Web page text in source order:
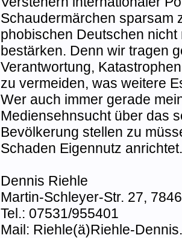
Schaudermärchen sparsam
phobischen Deutschen
bestärken. Denn wir tragen
Verantwortung,
zu vermeiden, was weitere
Wer auch immer gerade
Mediensehnsucht über das
Bevölkerung stellen zu
Schaden Eigennutz anrichtet.
Dennis Riehle
Martin-Schleyer-Str. 27,
Tel.: 07531/955401
Mail: Riehle(ä)Riehle-